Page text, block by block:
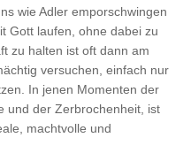
wie Adler emporschwingen
Gott laufen, ohne dabei zu
zu halten ist oft dann am
versuchen, einfach nur
In jenen Momenten der
und der Zerbrochenheit, ist
machtvolle und